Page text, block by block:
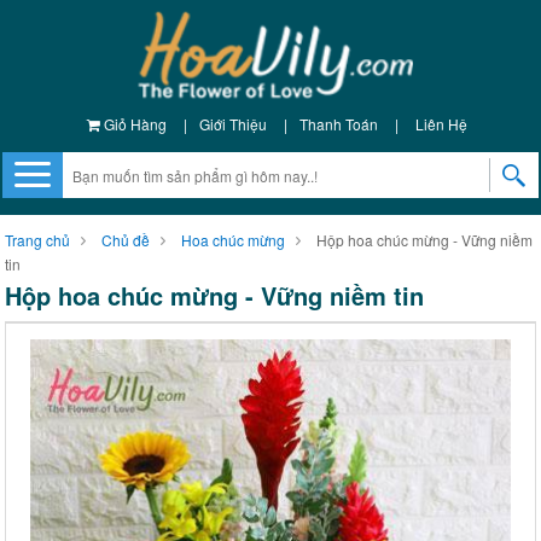
Giỏ Hàng | Giới Thiệu | Thanh Toán | Liên Hệ
Trang chủ Chủ đề Hoa chúc mừng
Hộp hoa chúc mừng - Vững niềm
tin
Hộp hoa chúc mừng - Vững niềm tin